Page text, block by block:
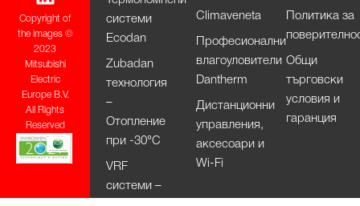
Copyright of
the images ©
2023
Mitsubishi
Electric
Europe B.V.
All Rights
Reserved
системи
Ecodan
Zubadan
технология
–
Отопление
при -30°С
VRF
системи –
Climaveneta
Професионални
влагоуловители
Dantherm
Дистанционни
управления,
аксесоари и
Wi-Fi
Политика за
Общи
търговски
условия и
гаранция